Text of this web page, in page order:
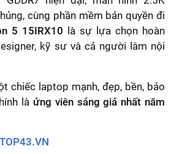
cùng phần mềm bản quyền đi
5 15IRX10 là sự lựa chọn hoàn
kỹ sư và cả người làm nội
chiếc laptop mạnh, đẹp, bền, bảo
là ứng viên sáng giá nhất năm